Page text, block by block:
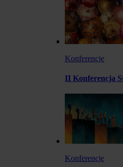
Konferencje
II Konferencja
Konferencje